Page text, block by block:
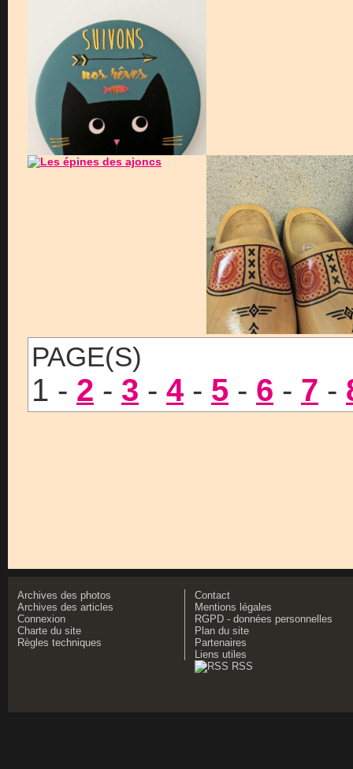
PAGE(S)
1 - 2 - 3 - 4 - 5 - 6 - 7 -
Archives des photos
Archives des articles
Connexion
Charte du site
Règles techniques
Contact
Mentions légales
RGPD - données personnelles
Plan du site
Partenaires
Liens utiles
RSS